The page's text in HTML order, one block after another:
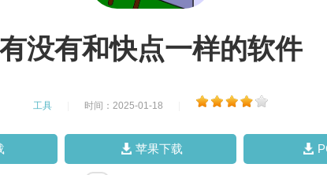
有没有和快点一样的软件
工具 时间：2025-01-18
苹果下载